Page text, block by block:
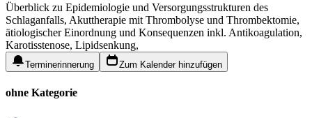
Überblick zu Epidemiologie und Versorgungsstrukturen des
Schlaganfalls, Akuttherapie mit Thrombolyse und Thrombektomie,
ätiologischer Einordnung und Konsequenzen inkl. Antikoagulation,
Karotisstenose, Lipidsenkung,
Terminerinnerung Zum Kalender hinzufügen
ohne Kategorie